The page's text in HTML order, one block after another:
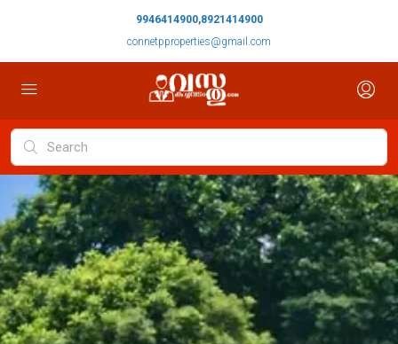
9946414900,8921414900
connetpproperties@gmail.com